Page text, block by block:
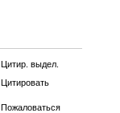
Цитир. выдел.
Цитировать
Пожаловаться